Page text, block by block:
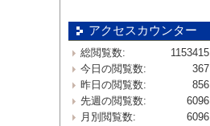
アクセスカウンター
1153415
総閲覧数:
367
今日の閲覧数:
856
昨日の閲覧数:
6096
先週の閲覧数:
6096
月別閲覧数: